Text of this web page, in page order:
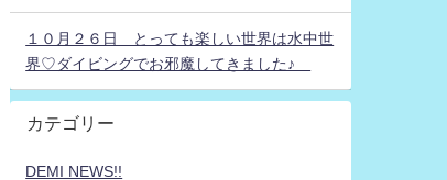
１０月２６日 とっても楽しい世界は水中世
界♡ダイビングでお邪魔してきました♪
カテゴリー
DEMI NEWS!!